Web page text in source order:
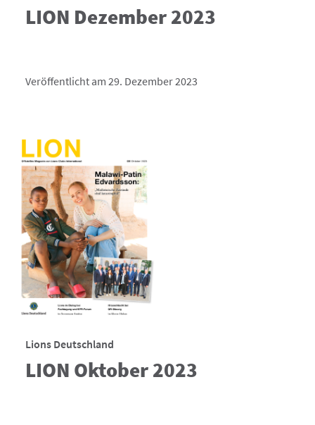
LION Dezember 2023
Veröffentlicht am 29. Dezember 2023
Lions Deutschland
LION Oktober 2023